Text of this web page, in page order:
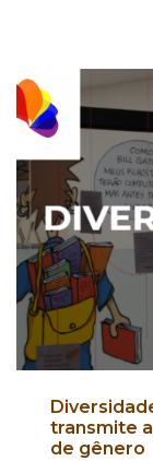
transmite
de gênero